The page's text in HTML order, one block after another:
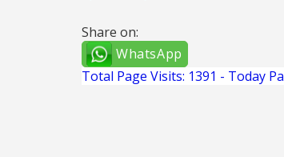
Share on:
WhatsApp
Total Page Visits: 1391 - Today